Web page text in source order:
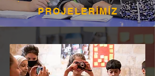
PROJELERİMİZ